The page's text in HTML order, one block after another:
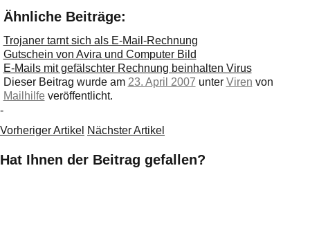
Ähnliche Beiträge:
Trojaner tarnt sich als E-Mail-Rechnung
Gutschein von Avira und Computer Bild
E-Mails mit gefälschter Rechnung beinhalten Virus
Dieser Beitrag wurde am 23. April 2007 unter Viren von
Mailhilfe veröffentlicht.
-
Vorheriger Artikel Nächster Artikel
Hat Ihnen der Beitrag gefallen?